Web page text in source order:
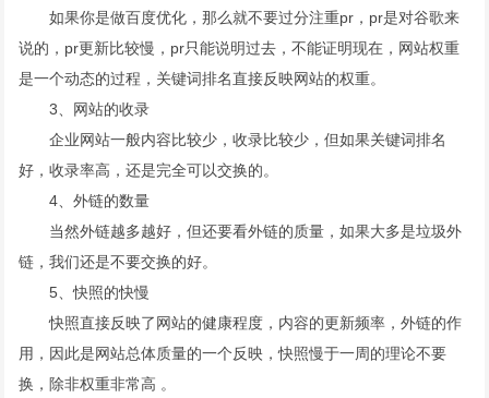
如果你是做百度优化，那么就不要过分注重pr，pr是对谷歌来
说的，pr更新比较慢，pr只能说明过去，不能证明现在，网站权重
是一个动态的过程，关键词排名直接反映网站的权重。
3、网站的收录
企业网站一般内容比较少，收录比较少，但如果关键词排名
好，收录率高，还是完全可以交换的。
4、外链的数量
当然外链越多越好，但还要看外链的质量，如果大多是垃圾外
链，我们还是不要交换的好。
5、快照的快慢
快照直接反映了网站的健康程度，内容的更新频率，外链的作
用，因此是网站总体质量的一个反映，快照慢于一周的理论不要
换，除非权重非常高 。